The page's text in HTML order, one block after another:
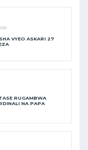
VYEO ASKARI 27
RUGAMBWA
NA PAPA